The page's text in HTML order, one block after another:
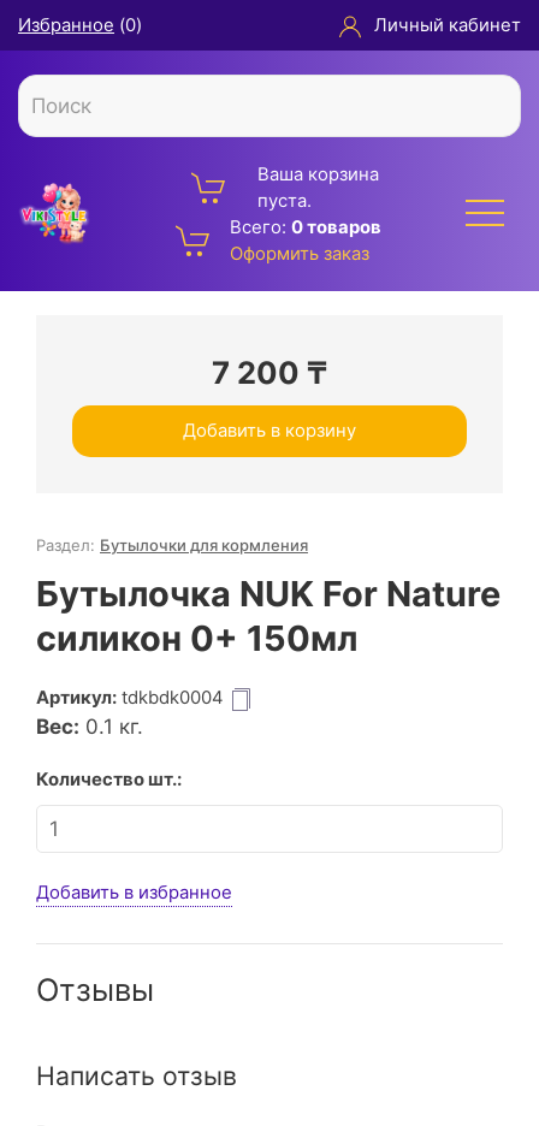
Избранное (0) Личный кабинет
Ваша корзина
пуста.
Всего: 0 товаров
Оформить заказ
7 200 ₸
Добавить в корзину
Раздел: Бутылочки для кормления
Бутылочка NUK For Nature
силикон 0+ 150мл
Артикул: tdkbdk0004
Вес: 0.1 кг.
Количество шт.:
Добавить в избранное
Отзывы
Написать отзыв